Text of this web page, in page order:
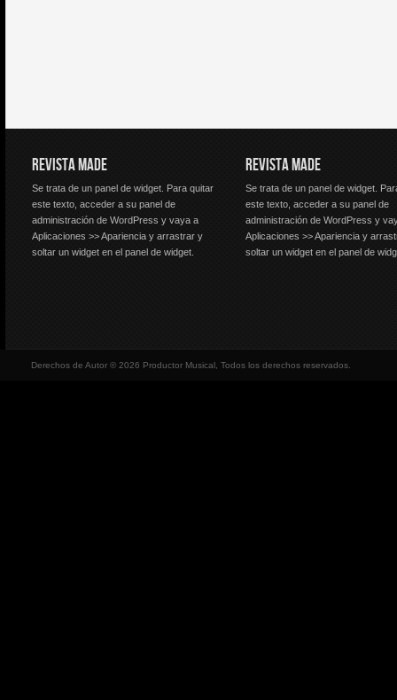
REVISTA MADE
Se trata de un panel de widget. Para quitar
este texto, acceder a su panel de
administración de WordPress y vaya a
Aplicaciones >> Apariencia y arrastrar y
soltar un widget en el panel de widget.
REVISTA MADE
Se trata de un panel de widget.
este texto, acceder a su panel de
administración de WordPress y
Aplicaciones >> Apariencia y
soltar un widget en el panel de
Derechos de Autor © 2026 Productor Musical, Todos los derechos reservados.